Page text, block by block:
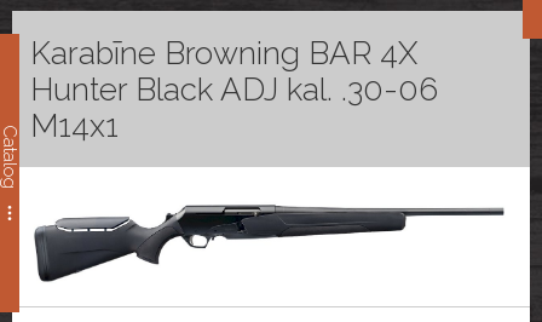
Catalog
Karabīne Browning BAR 4X
Hunter Black ADJ kal. .30-06
M14x1